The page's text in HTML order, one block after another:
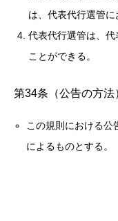
は、代表代行選管に
代表代行選管は、
ことができる。
第34条（公告の方法
この規則における公
によるものとする。